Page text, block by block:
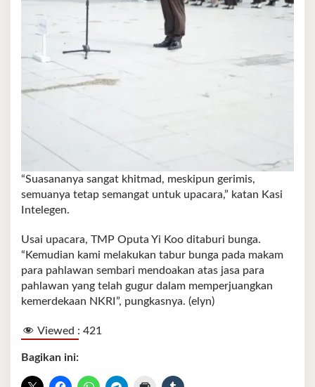
“Suasananya sangat khitmad, meskipun gerimis,
semuanya tetap semangat untuk upacara,” katan Kasi
Intelegen.
Usai upacara, TMP Oputa Yi Koo ditaburi bunga.
“Kemudian kami melakukan tabur bunga pada makam
para pahlawan sembari mendoakan atas jasa para
pahlawan yang telah gugur dalam memperjuangkan
kemerdekaan NKRI”, pungkasnya. (elyn)
Viewed : 421
Bagikan ini: